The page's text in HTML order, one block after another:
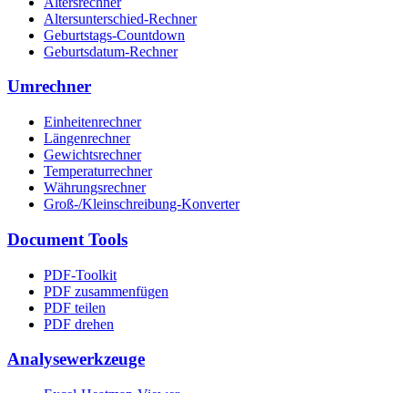
Altersunterschied-Rechner
Geburtstags-Countdown
Geburtsdatum-Rechner
Umrechner
Einheitenrechner
Längenrechner
Gewichtsrechner
Temperaturrechner
Währungsrechner
Groß-/Kleinschreibung-Konverter
Document Tools
PDF-Toolkit
PDF zusammenfügen
PDF teilen
PDF drehen
Analysewerkzeuge